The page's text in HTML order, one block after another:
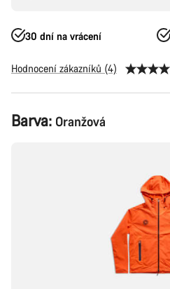
30 dní na vrácení
Hodnocení zákazníků (4)
Konfigurace
produktu
Barva: Oranžová